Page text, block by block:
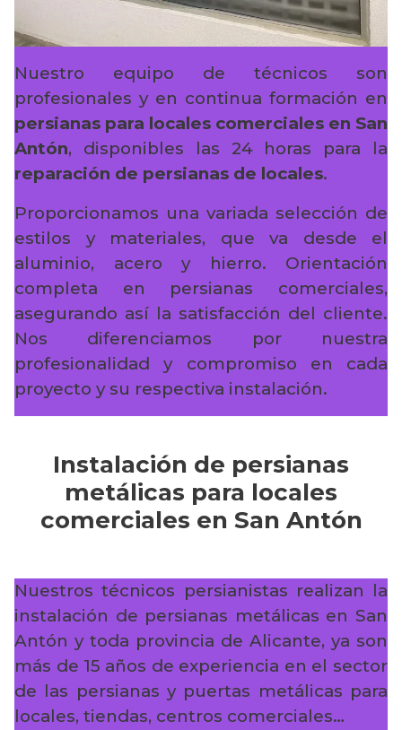
Nuestro equipo de técnicos son
profesionales y en continua formación en
persianas para locales comerciales en San
Antón, disponibles las 24 horas para la
reparación de persianas de locales.
Proporcionamos una variada selección de
estilos y materiales, que va desde el
aluminio, acero y hierro. Orientación
completa en persianas comerciales,
asegurando así la satisfacción del cliente.
Nos diferenciamos por nuestra
profesionalidad y compromiso en cada
proyecto y su respectiva instalación.
Instalación de persianas
metálicas para locales
comerciales en San Antón
Nuestros técnicos persianistas realizan la
instalación de persianas metálicas en San
Antón y toda provincia de Alicante, ya son
más de 15 años de experiencia en el sector
de las persianas y puertas metálicas para
locales, tiendas, centros comerciales…